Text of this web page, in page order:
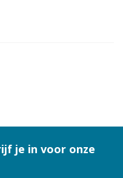
je in voor onze